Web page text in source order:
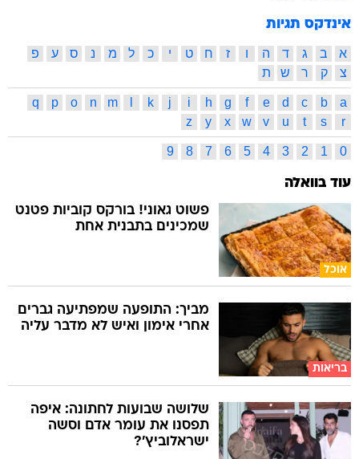
אינדקס תגיות
א ב ג ד ה ו ז ח ט י כ ל מ נ ס ע
פ
צ
ק ר ש ת
a
b
c
d
e
f
g
h
i
j
k
m
n
o
p
q
r
s
t
u
v
w
x
y
z
0
1
2
3
4
5
6
7
8
9
עוד בוואלה
אוכל
פשוט גאוני! בורקס קוביות פטנט
שמכינים בתבנית אחת
בריאות
מביך: התופעה שמפתיעה גברים
אחרי אימון ואיש לא מדבר עליה
שלושה שבועות לחתונה: איפה
תפסנו את עומר אדם וסשה
ישראלוביץ'?